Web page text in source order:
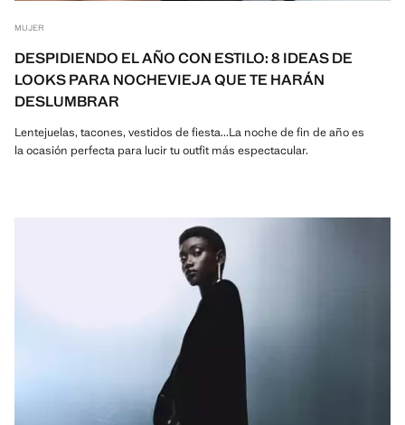
MUJER
DESPIDIENDO EL AÑO CON ESTILO: 8 IDEAS DE
LOOKS PARA NOCHEVIEJA QUE TE HARÁN
DESLUMBRAR
Lentejuelas, tacones, vestidos de fiesta...La noche de fin de año es
la ocasión perfecta para lucir tu outfit más espectacular.